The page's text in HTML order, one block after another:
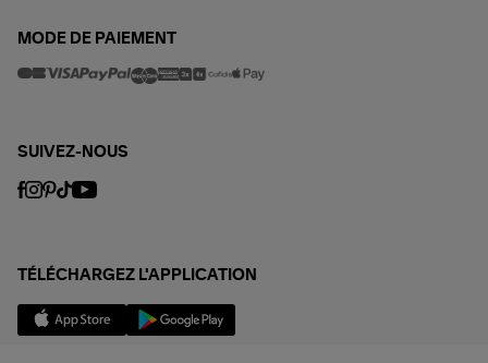
MODE DE PAIEMENT
SUIVEZ-NOUS
TÉLÉCHARGEZ L'APPLICATION